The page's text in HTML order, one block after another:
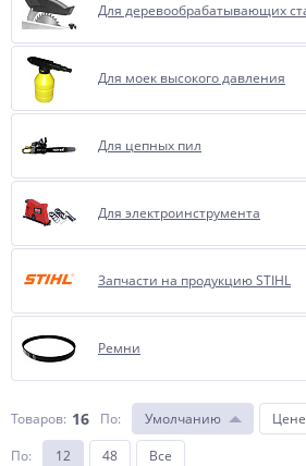
Для деревообрабатывающих
Для моек высокого давления
Для цепных пил
Для электроинструмента
Запчасти на продукцию STIHL
Ремни
Товаров: 16 По: Умолчанию Цене
По: 12 48 Все